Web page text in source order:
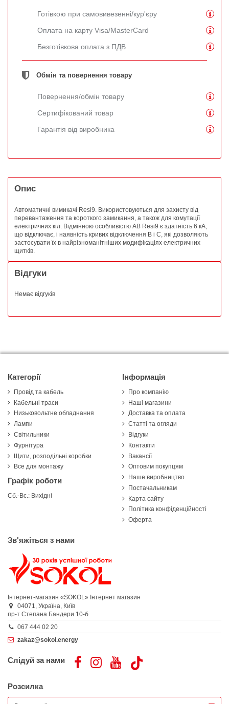
Готівкою при самовивезенні/кур'єру
Оплата на карту Visa/MasterCard
Безготівкова оплата з ПДВ
Обмін та повернення товару
Повернення/обмін товару
Сертифікований товар
Гарантія від виробника
Опис
Автоматичні вимикачі Resi9. Використовуються для захисту від
перевантаження та короткого замикання, а також для комутації
електричних кіл. Відмінною особливістю АВ Resi9 є здатність 6 кА,
що відключає, і наявність кривих відключення B і C, які дозволяють
застосувати їх в найрізноманітніших модифікаціях електричних
щитків.
Відгуки
Немає відгуків
Категорії
Провід та кабель
Кабельні траси
Низьковольтне обладнання
Лампи
Світильники
Фурнітура
Щити, розподільні коробки
Все для монтажу
Графік роботи
Сб.-Вс.: Вихідні
Інформація
Про компанію
Наші магазини
Доставка та оплата
Статті та огляди
Відгуки
Контакти
Вакансії
Оптовим покупцям
Наше виробництво
Постачальникам
Карта сайту
Політика конфіденційності
Оферта
Зв'яжіться з нами
Інтернет-магазин «SOKOL» Інтернет магазин
04071, Україна, Київ
пр-т Степана Бандери 10-б
067 444 02 20
zakaz@sokol.energy
Слідуй за нами
Розсилка